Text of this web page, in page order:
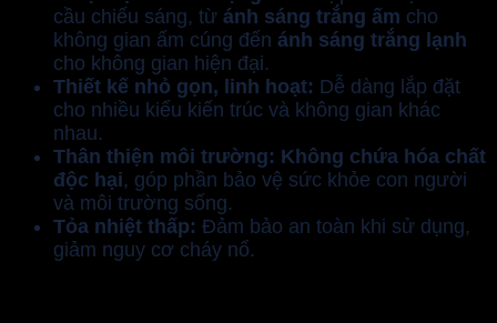
cầu chiếu sáng, từ ánh sáng trắng ấm cho
không gian ấm cúng đến ánh sáng trắng lạnh
cho không gian hiện đại.
Thiết kế nhỏ gọn, linh hoạt: Dễ dàng lắp đặt
cho nhiều kiểu kiến trúc và không gian khác
nhau.
Thân thiện môi trường: Không chứa hóa chất
độc hại, góp phần bảo vệ sức khỏe con người
và môi trường sống.
Tỏa nhiệt thấp: Đảm bảo an toàn khi sử dụng,
giảm nguy cơ cháy nổ.